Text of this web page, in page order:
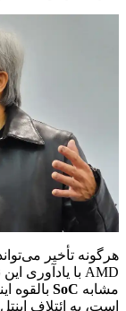
AMD با یادآوری این نکته که
مشابه SoC بالقوه
است، به ائتلاف